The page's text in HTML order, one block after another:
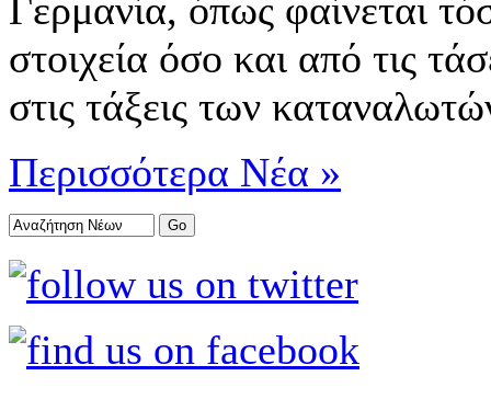
Γερμανία, όπως φαίνεται
στοιχεία όσο και από τις
στις τάξεις των
Περισσότερα Νέα »